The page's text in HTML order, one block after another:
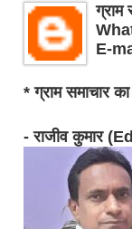
E-
* ग्राम समाचार
- राजीव कुमार